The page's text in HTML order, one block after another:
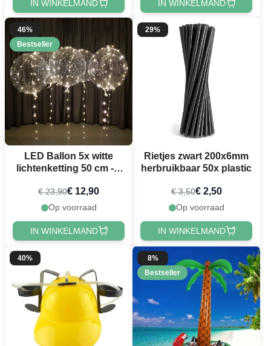
IN WINKELMAND IN WINKELMAND
46%
Bestseller
LED Ballon 5x witte
lichtenketting 50 cm - 3
€ 23,90€ 12,90
Op voorraad
IN WINKELMAND
29%
Rietjes zwart 200x6mm
herbruikbaar 50x plastic
€ 3,50€ 2,50
Op voorraad
IN WINKELMAND
40%
8%
Bestseller